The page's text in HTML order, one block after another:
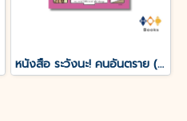
หนังสือ ระวังนะ! คนอันตราย (ปกอ่อน)